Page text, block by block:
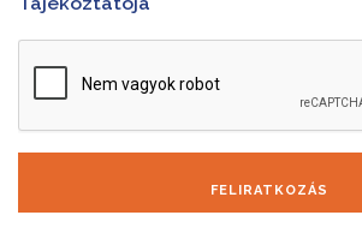
FELIRATKOZÁS